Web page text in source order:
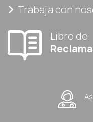
Trabaja con
Libro de